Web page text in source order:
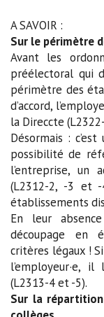
A SAVOIR :
Sur le périmètre
Avant les
préélectoral qui
périmètre des
d’accord,
la Direccte
Désormais :
possibilité de
l’entreprise, un
(L2312-2, -3 et
établissements
En leur
découpage en
critères légaux !
l’employeur·e,
(L2313-4 et -5).
Sur la